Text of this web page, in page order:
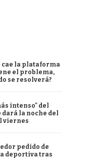
cae la plataforma
el problema,
se resolverá?
intenso" del
la noche del
viernes
pedido de
deportiva tras